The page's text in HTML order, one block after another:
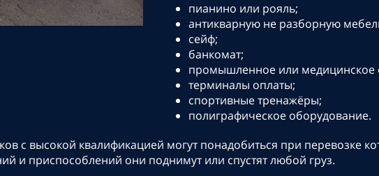
пианино или рояль;
антикварную не разборную
сейф;
банкомат;
промышленное или медицинское
терминалы оплаты;
спортивные тренажёры;
полиграфическое оборудование.
с высокой квалификацией могут понадобиться при перевозке
и приспособлений они поднимут или спустят любой груз.